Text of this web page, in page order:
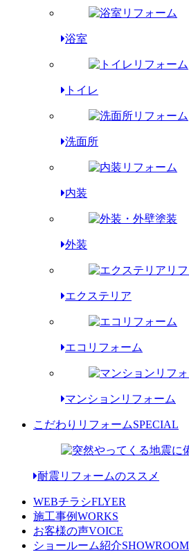
浴室
トイレ
洗面所
内装
外装
エクステリア
エコリフォーム
マンションリフォーム
こだわりリフォームSPECIAL
耐震リフォームのススメ
WEBチラシFLYER
施工事例WORKS
お客様の声VOICE
ショールーム紹介SHOWROOM